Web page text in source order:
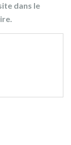
dans le